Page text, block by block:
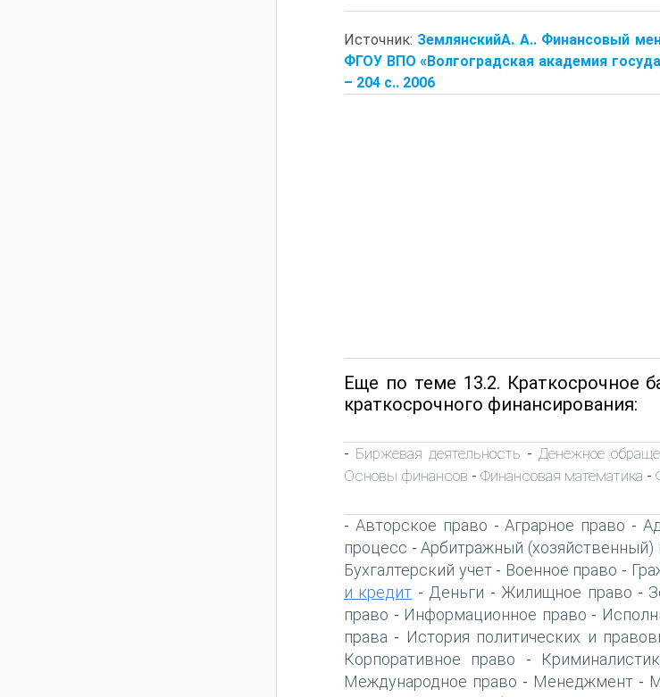
Источник: ЗемлянскийА. А.. Финансовый
ФГОУ ВПО «Волгоградская академия
– 204 с.. 2006
Еще по теме 13.2. Краткосрочное
краткосрочного финансирования:
- Биржевая деятельность - Денежное
Основы финансов - Финансовая математика -
- Авторское право -Аграрное право -
процесс -Арбитражный (хозяйственный)
Бухгалтерский учет- Военное право -
и кредит - Деньги - Жилищное право -
право - Информационное право -
права - История политических и
Корпоративное право -
Международное право - Менеджмент -